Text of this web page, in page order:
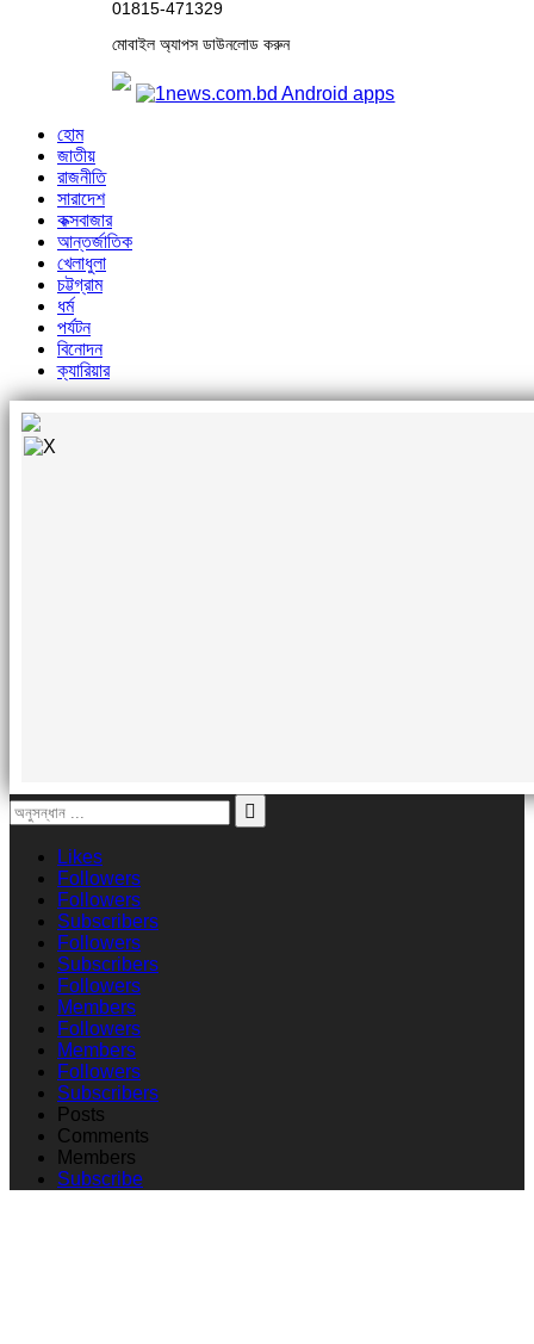
01815-471329
মোবাইল অ্যাপস ডাউনলোড করুন
হোম
জাতীয়
রাজনীতি
সারাদেশ
কক্সবাজার
আন্তর্জাতিক
খেলাধুলা
চট্টগ্রাম
ধর্ম
পর্যটন
বিনোদন
ক্যারিয়ার
Likes
Followers
Followers
Subscribers
Followers
Subscribers
Followers
Members
Followers
Members
Followers
Subscribers
Posts
Comments
Members
Subscribe